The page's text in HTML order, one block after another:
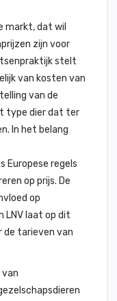
markt, dat wil
zijn voor
stelt
van kosten van
van de
type dier dat ter
In het belang
Europese regels
op prijs. De
op
LNV laat op dit
de tarieven van